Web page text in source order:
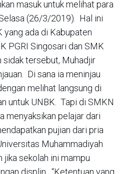
masuk untuk melihat para
(26/3/2019). Hal ini
yang ada di Kabupaten
PGRI Singosari dan SMK
sidak tersebut, Muhadjir
Di sana ia meninjau
melihat langsung di
untuk UNBK. Tapi di SMKN
menyaksikan pelajar dari
pujian dari pria
Muhammadiyah
jika sekolah ini mampu
displin. “Ketentuan yang